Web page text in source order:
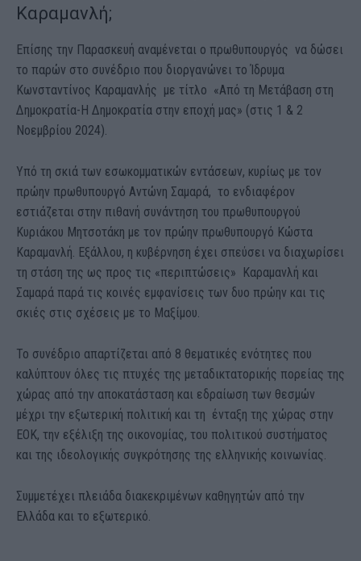
Καραμανλή;
Επίσης την Παρασκευή αναμένεται ο πρωθυπουργός να δώσει
το παρών στο συνέδριο που διοργανώνει το Ίδρυμα
Κωνσταντίνος Καραμανλής με τίτλο «Από τη Μετάβαση στη
Δημοκρατία-Η Δημοκρατία στην εποχή μας» (στις 1 & 2
Νοεμβρίου 2024).
Υπό τη σκιά των εσωκομματικών εντάσεων, κυρίως με τον
πρώην πρωθυπουργό Αντώνη Σαμαρά, το ενδιαφέρον
εστιάζεται στην πιθανή συνάντηση του πρωθυπουργού
Κυριάκου Μητσοτάκη με τον πρώην πρωθυπουργό Κώστα
Καραμανλή. Εξάλλου, η κυβέρνηση έχει σπεύσει να διαχωρίσει
τη στάση της ως προς τις «περιπτώσεις» Καραμανλή και
Σαμαρά παρά τις κοινές εμφανίσεις των δυο πρώην και τις
σκιές στις σχέσεις με το Μαξίμου.
Το συνέδριο απαρτίζεται από 8 θεματικές ενότητες που
καλύπτουν όλες τις πτυχές της μεταδικτατορικής πορείας της
χώρας από την αποκατάσταση και εδραίωση των θεσμών
μέχρι την εξωτερική πολιτική και τη ένταξη της χώρας στην
ΕΟΚ, την εξέλιξη της οικονομίας, του πολιτικού συστήματος
και της ιδεολογικής συγκρότησης της ελληνικής κοινωνίας.
Συμμετέχει πλειάδα διακεκριμένων καθηγητών από την
Ελλάδα και το εξωτερικό.